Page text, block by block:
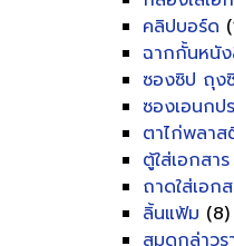
คลิปบอร์ด
ฉากกั้นหนั
ซองซิป ถุง
ซองเอนกป
ตาไก่พลา
ตู้ใส่เอกสาร
ถาดใส่เอก
ลิ้นแฟ้ม (8)
สมุดกล่าวร